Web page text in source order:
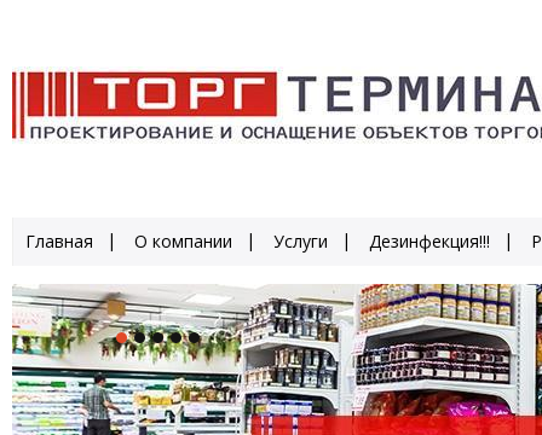
Главная О компании Услуги Дезинфекция!!!